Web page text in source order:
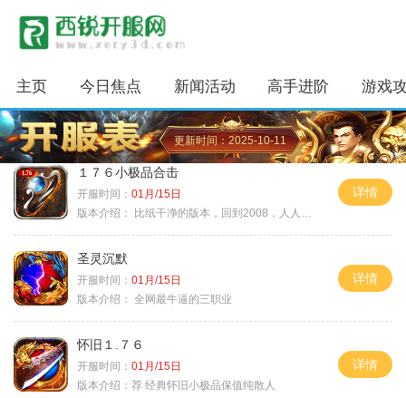
主页 今日焦点 新闻活动 高手进阶 游戏
更新时间：2025-10-11
１７６小极品合击
开服时间： 01月/15日
版本介绍：
比纸干净的版本，回到2008，人人平等
详情
圣灵沉默
开服时间： 01月/15日
版本介绍： 全网最牛逼的三职业
详情
怀旧１.７６
开服时间： 01月/15日
版本介绍： 荐 经典怀旧小极品保值纯散人
详情